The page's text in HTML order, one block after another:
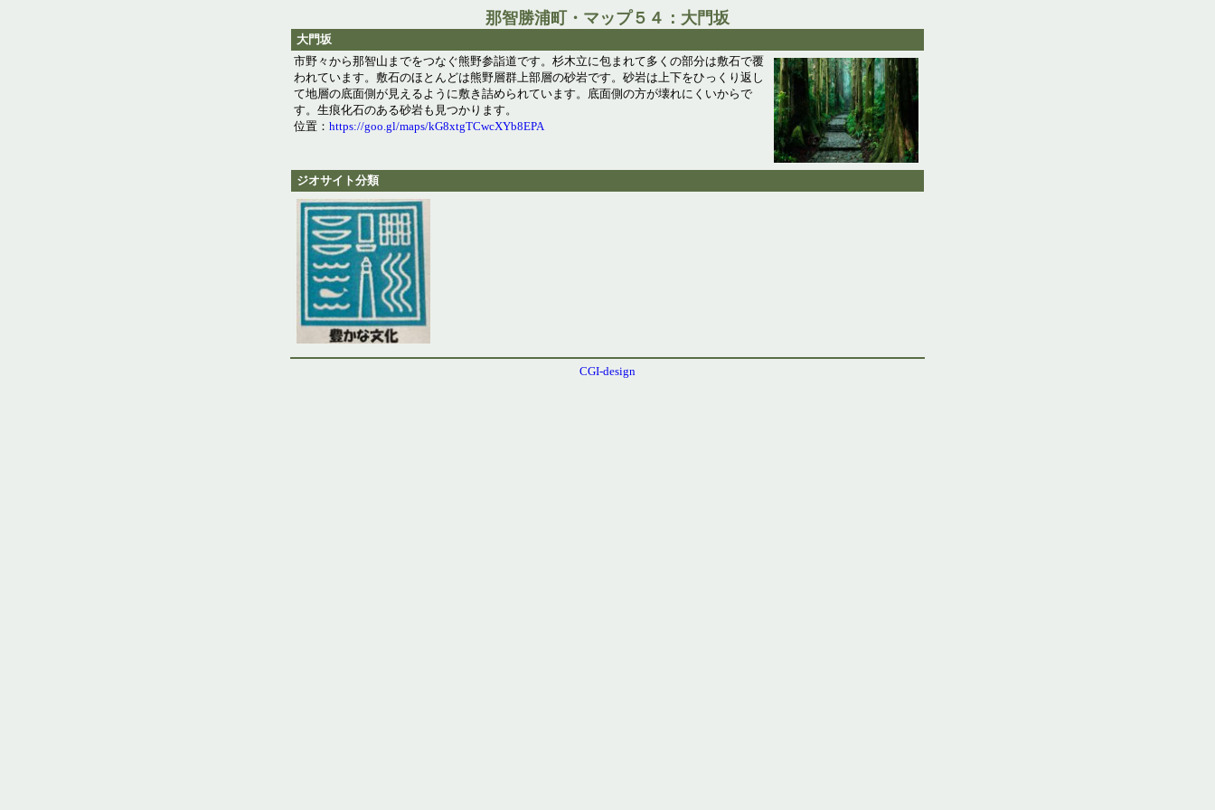
那智勝浦町・マップ５４：大門坂
大門坂
市野々から那智山までをつなぐ熊野参詣道です。杉木立に包まれて多くの部分は敷石で覆
われています。敷石のほとんどは熊野層群上部層の砂岩です。砂岩は上下をひっくり返し
て地層の底面側が見えるように敷き詰められています。底面側の方が壊れにくいからで
す。生痕化石のある砂岩も見つかります。
位置： https://goo.gl/maps/kG8xtgTCwcXYb8EPA
ジオサイト分類
CGI-design